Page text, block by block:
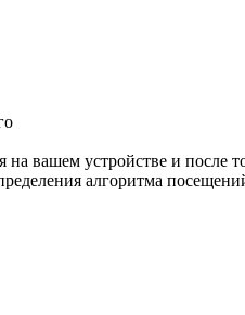
устройстве и после
алгоритма